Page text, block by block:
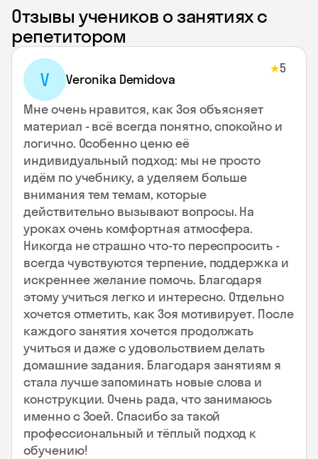
Отзывы учеников о занятиях с
репетитором
V Veronika Demidova
★5
Мне очень нравится, как Зоя объясняет
материал - всё всегда понятно, спокойно и
логично. Особенно ценю её
индивидуальный подход: мы не просто
идём по учебнику, а уделяем больше
внимания тем темам, которые
действительно вызывают вопросы. На
уроках очень комфортная атмосфера.
Никогда не страшно что-то переспросить -
всегда чувствуются терпение, поддержка и
искреннее желание помочь. Благодаря
этому учиться легко и интересно. Отдельно
хочется отметить, как Зоя мотивирует. После
каждого занятия хочется продолжать
учиться и даже с удовольствием делать
домашние задания. Благодаря занятиям я
стала лучше запоминать новые слова и
конструкции. Очень рада, что занимаюсь
именно с Зоей. Спасибо за такой
профессиональный и тёплый подход к
обучению!